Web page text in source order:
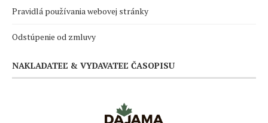
Pravidlá používania webovej stránky
Odstúpenie od zmluvy
NAKLADATEĽ & VYDAVATEĽ ČASOPISU